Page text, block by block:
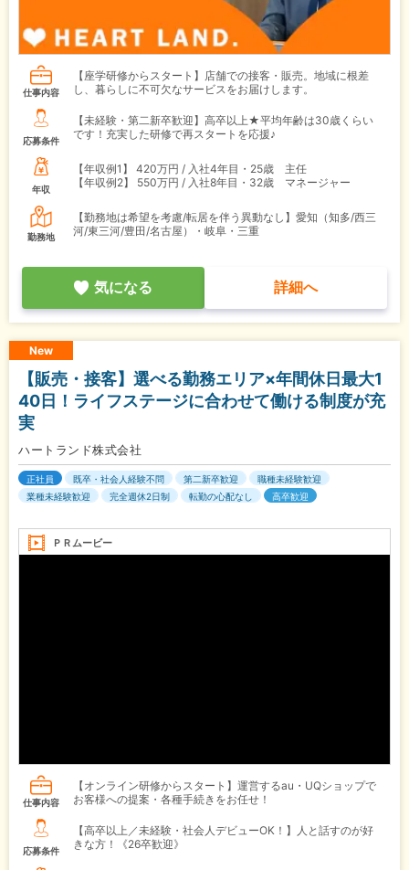
仕事内容
【座学研修からスタート】店舗での接客・販売。地域に根差
し、暮らしに不可欠なサービスをお届けします。
応募条件
【未経験・第二新卒歓迎】高卒以上★平均年齢は30歳くらい
です！充実した研修で再スタートを応援♪
年収
【年収例1】
420万円 / 入社4年目・25歳 主任
【年収例2】
550万円 / 入社8年目・32歳 マネージャー
勤務地
【勤務地は希望を考慮/転居を伴う異動なし】愛知（知多/西三
河/東三河/豊田/名古屋）・岐阜・三重
気になる 詳細へ
New
【販売・接客】選べる勤務エリア×年間休日最大1
40日！ライフステージに合わせて働ける制度が充
実
ハートランド株式会社
正社員 既卒・社会人経験不問 第二新卒歓迎
職種未経験歓迎
業種未経験歓迎
完全週休2日制 転勤の心配なし 高卒歓迎
ＰＲムービー
仕事内容
【オンライン研修からスタート】運営するau・UQショップで
お客様への提案・各種手続きをお任せ！
応募条件
【高卒以上／未経験・社会人デビューOK！】人と話すのが好
きな方！《26卒歓迎》